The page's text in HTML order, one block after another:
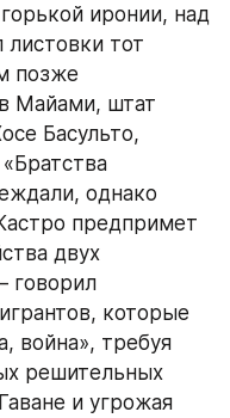
иронии, над
листовки тот
позже
Майами, штат
Басульто,
однако
предпримет
двух
говорил
которые
война», требуя
решительных
и угрожая